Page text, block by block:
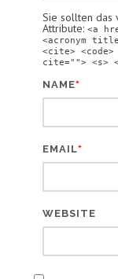
Sie sollten das
Attribute: <a
<acronym
<cite>
cite=""> <s>
NAME*
EMAIL*
WEBSITE